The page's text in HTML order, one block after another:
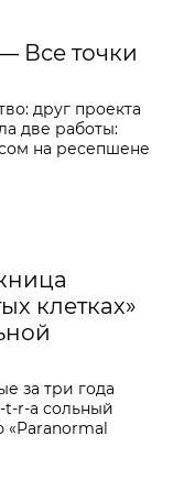
Все точки
друг проекта
две работы:
на ресепшене
клетках»
за три года
t-r-a сольный
«Paranormal